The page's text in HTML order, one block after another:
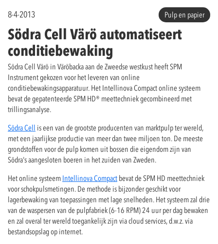
8-4-2013 Pulp en papier
Södra Cell Värö automatiseert
conditiebewaking
Södra Cell Värö in Väröbacka aan de Zweedse westkust heeft SPM
Instrument gekozen voor het leveren van online
conditiebewakingsapparatuur. Het Intellinova Compact online systeem
bevat de gepatenteerde SPM HD® meettechniek gecombineerd met
trillingsanalyse.
Södra Cell is een van de grootste producenten van marktpulp ter wereld,
met een jaarlijkse productie van meer dan twee miljoen ton. De meeste
grondstoffen voor de pulp komen uit bossen die eigendom zijn van
Södra's aangesloten boeren in het zuiden van Zweden.
Het online systeem Intellinova Compact bevat de SPM HD meettechniek
voor schokpulsmetingen. De methode is bijzonder geschikt voor
lagerbewaking van toepassingen met lage snelheden. Het systeem zal drie
van de waspersen van de pulpfabriek (6-16 RPM) 24 uur per dag bewaken
en zal overal ter wereld toegankelijk zijn via cloud services, d.w.z. via
bestandsopslag op internet.